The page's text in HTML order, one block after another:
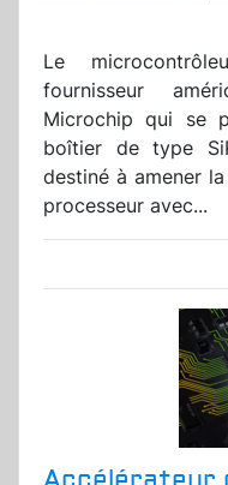
Le
fournisseur
Microchip qui se
boîtier de type
destiné à amener
processeur avec...